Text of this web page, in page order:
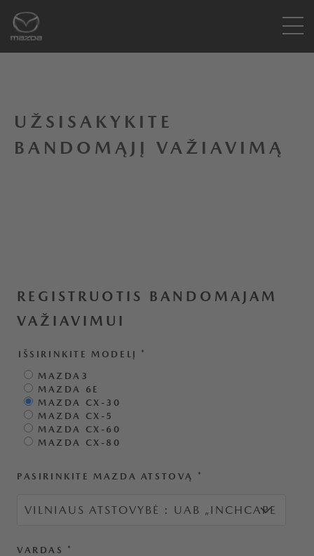
UŽSISAKYKITE
BANDOMĄJĮ VAŽIAVIMĄ
REGISTRUOTIS BANDOMAJAM
VAŽIAVIMUI
IŠSIRINKITE MODELĮ *
MAZDA3
MAZDA 6E
MAZDA CX-30
MAZDA CX-5
MAZDA CX-60
MAZDA CX-80
PASIRINKITE MAZDA ATSTOVĄ *
VARDAS *